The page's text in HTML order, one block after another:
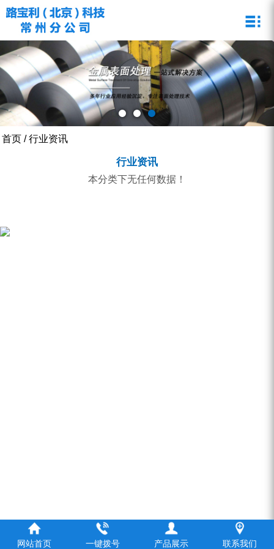
路宝利简介
路宝利风采
企业荣誉
公司新闻
行业资讯
酸洗抑制剂
酸洗漂洗钝化剂
品质管理
技术文章
研发中心
企业文化
虚位以待
首页 /行业资讯
行业资讯
本分类下无任何数据！
网站首页 一键拨号 产品展示 联系我们